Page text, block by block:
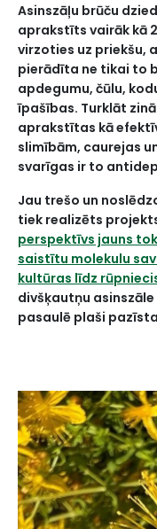
Asinszāļu brūču
aprakstīts vairāk kā
virzoties uz priekšu,
pierādīta ne tikai to
apdegumu, čūlu,
īpašības. Turklāt
aprakstītas kā
slimībām, caurejas
svarīgas ir to
Jau trešo un
tiek realizēts
perspektīvs jauns
saistītu molekulu
kultūras līdz
divšķautņu asinszāle
pasaulē plaši